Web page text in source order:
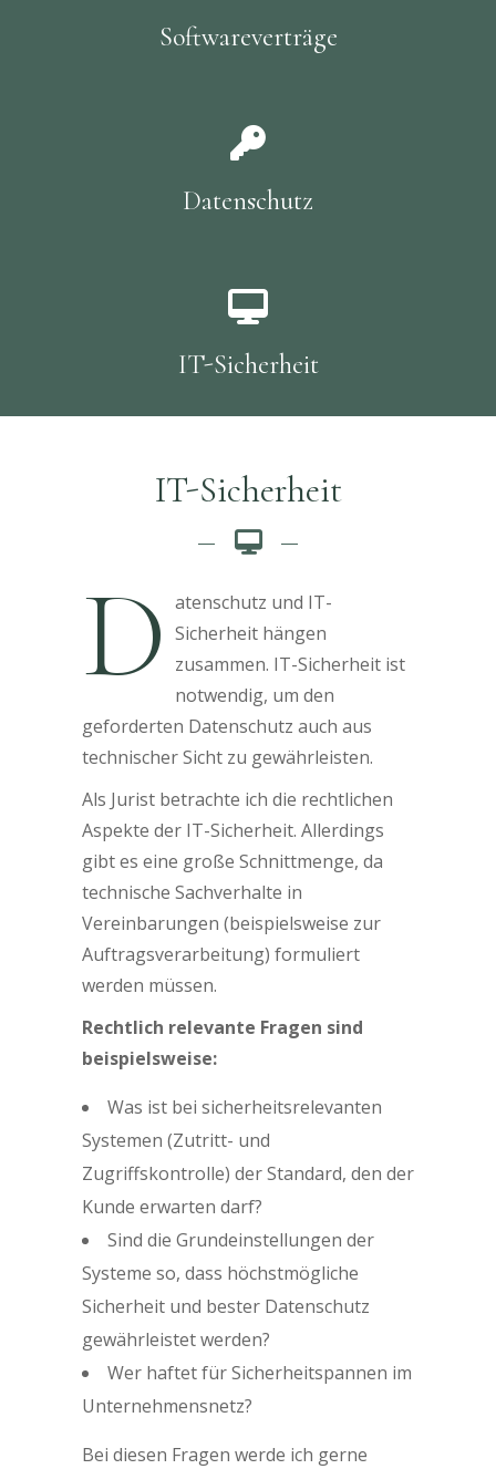
Softwareverträge
Datenschutz
IT-Sicherheit
IT-Sicherheit
D atenschutz und IT-
Sicherheit hängen
zusammen. IT-Sicherheit ist
notwendig, um den
geforderten Datenschutz auch aus
technischer Sicht zu gewährleisten.
Als Jurist betrachte ich die rechtlichen
Aspekte der IT-Sicherheit. Allerdings
gibt es eine große Schnittmenge, da
technische Sachverhalte in
Vereinbarungen (beispielsweise zur
Auftragsverarbeitung) formuliert
werden müssen.
Rechtlich relevante Fragen sind
beispielsweise:
Was ist bei sicherheitsrelevanten
Systemen (Zutritt- und
Zugriffskontrolle) der Standard, den der
Kunde erwarten darf?
Sind die Grundeinstellungen der
Systeme so, dass höchstmögliche
Sicherheit und bester Datenschutz
gewährleistet werden?
Wer haftet für Sicherheitspannen im
Unternehmensnetz?
Bei diesen Fragen werde ich gerne